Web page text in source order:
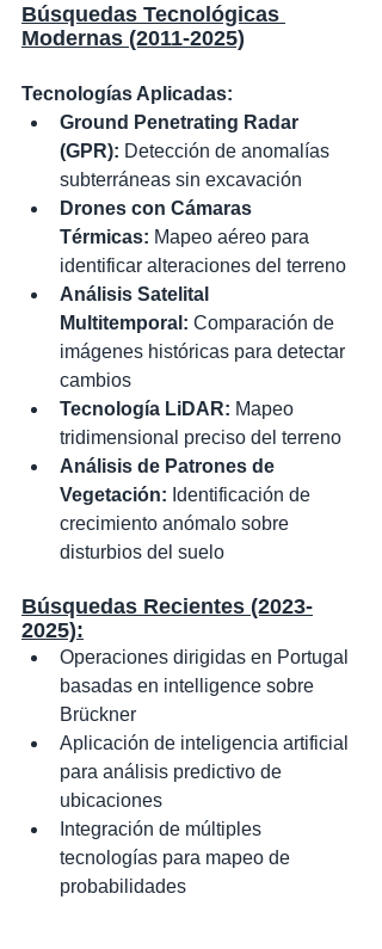
Búsquedas Tecnológicas
Modernas (2011-2025)
Tecnologías Aplicadas:
Ground Penetrating Radar
(GPR): Detección de anomalías
subterráneas sin excavación
Drones con Cámaras
Térmicas: Mapeo aéreo para
identificar alteraciones del terreno
Análisis Satelital
Multitemporal: Comparación de
imágenes históricas para detectar
cambios
Tecnología LiDAR: Mapeo
tridimensional preciso del terreno
Análisis de Patrones de
Vegetación: Identificación de
crecimiento anómalo sobre
disturbios del suelo
Búsquedas Recientes (2023-
2025):
Operaciones dirigidas en Portugal
basadas en intelligence sobre
Brückner
Aplicación de inteligencia artificial
para análisis predictivo de
ubicaciones
Integración de múltiples
tecnologías para mapeo de
probabilidades